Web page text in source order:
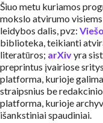
Šiuo metu kuriamos
mokslo atvirumo
leidybos dalis, pvz:
biblioteka, teikianti
literatūros; arXivyra
preprintus įvairiose
platforma, kurioje
straipsnius be
platforma, kurioje
išankstiniai spaudiniai.